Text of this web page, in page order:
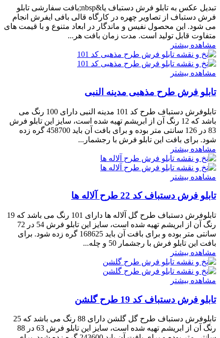
تبدیل عکس به تابلو فرش دستباف یا&nbsp;بافت سفارشی تابلو
فرش دستباف از تصاویر چهره در کارگاه قالی بافی ایفرش انجام
می شود. این محصول نفیس و ماندگار در ابعاد متنوع و با قیمت های
متفاوت قابل تولید است. مدت زمان بافت هر...
مشاهده بیشتر
مشاهده بیشتر
تابلو فرش طرح مذهبی مدینه النبی
تابلوفرش دستباف طرح کد 101 مدینه النبی دارای 100 رنگ می
باشد که 12 رنگ آن از ابریشم تهیه شده است، سایز این تابلو فرش
83 در 126 سانتی متر بوده و برای بافت آن باید 458700 گره زده
شود. برای بافت این تابلو فرش با رجشمار...
مشاهده بیشتر
مشاهده بیشتر
تابلو فرش دستباف کد 22 طرح آلاله ها
تابلوفرش دستباف طرح گل آلاله ها دارای 101 رنگ می باشد که 19
رنگ آن از ابریشم تهیه شده است، سایز این تابلو فرش 54 در 72
سانتی متر بوده و برای بافت آن باید 168625 گره زده شود. برای
بافت این تابلو فرش با رجشمار 50 و چله...
مشاهده بیشتر
مشاهده بیشتر
تابلو فرش دستباف کد 19 طرح گلشن
تابلوفرش دستباف طرح گل گلشن دارای 88 رنگ می باشد که 25
رنگ آن از ابریشم تهیه شده است، سایز این تابلو فرش 63 در 88